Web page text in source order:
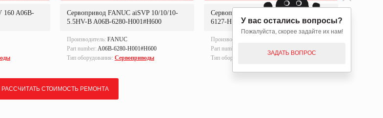
160 A06B-
Сервопривод FANUC aiSVP 10/10/10-
5.5HV-B A06B-6280-H001#H600
Производитель: FANUC
Part number: A06B-6280-H001#H600
Тип оборудования: Сервоприводы
Сервопривод FANUC aiSV 80HV A06B-
6127-H105
Производитель:
Part number:
Тип оборудования:
Сервоприводы
РАССЧИТАТЬ СТОИМОСТЬ РЕМОНТА
У вас остались вопросы?
Пожалуйста, скорее задайте их нам!
ЗАДАТЬ ВОПРОС